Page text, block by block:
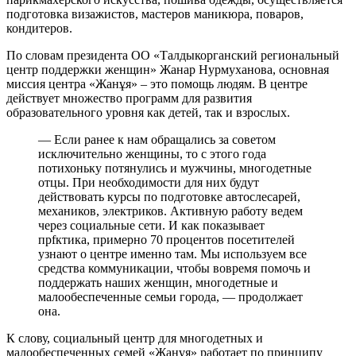
подготовка визажистов, мастеров маникюра, поваров,
кондитеров.
По словам президента ОО «Талдыкорганский региональный
центр поддержки женщин» Жанар Нурмуханова, основная
миссия центра «Жанұя» – это помощь людям. В центре
действует множество программ для развития
образовательного уровня как детей, так и взрослых.
— Если ранее к нам обращались за советом
исключительно женщины, то с этого года
потихоньку потянулись и мужчины, многодетные
отцы. При необходимости для них будут
действовать курсы по подготовке автослесарей,
механиков, электриков. Активную работу ведем
через социальные сети. И как показывает
прfктика, примерно 70 процентов посетителей
узнают о центре именно там. Мы используем все
средства коммуникации, чтобы вовремя помочь и
поддержать наших женщин, многодетные и
малообеспеченные семьи города, — продолжает
она.
К слову, социальный центр для многодетных и
малообеспеченных семей «Жанұя» работает по принципу